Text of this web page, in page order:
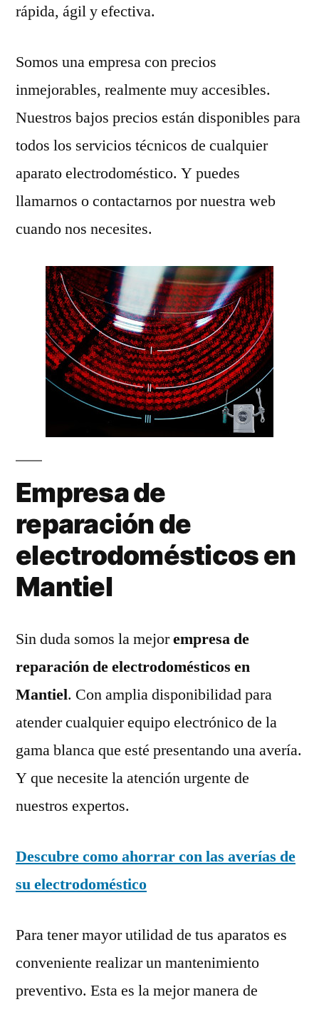
rápida, ágil y efectiva.
Somos una empresa con precios
inmejorables, realmente muy accesibles.
Nuestros bajos precios están disponibles para
todos los servicios técnicos de cualquier
aparato electrodoméstico. Y puedes
llamarnos o contactarnos por nuestra web
cuando nos necesites.
Empresa de
reparación de
electrodomésticos en
Mantiel
Sin duda somos la mejorempresa de
reparación de electrodomésticos en
Mantiel. Con amplia disponibilidad para
atender cualquier equipo electrónico de la
gama blanca que esté presentando una avería.
Y que necesite la atención urgente de
nuestros expertos.
Descubre como ahorrar con las averías de
su electrodoméstico
Para tener mayor utilidad de tus aparatos es
conveniente realizar un mantenimiento
preventivo. Esta es la mejor manera de